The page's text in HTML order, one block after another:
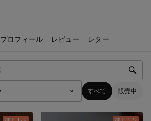
プロフィール レビュー レター
すべて 販売中